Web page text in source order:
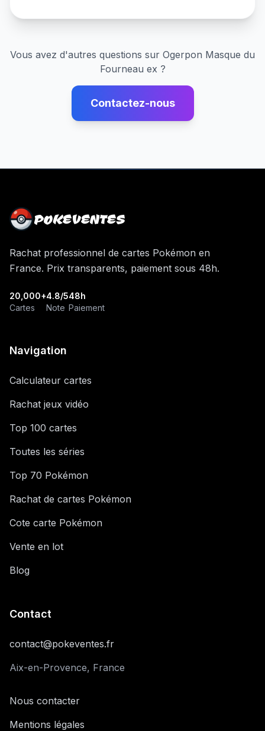
Vous avez d'autres questions sur Ogerpon Masque du
Fourneau ex?
Contactez-nous
POKEVENTES
Rachat professionnel de cartes Pokémon en
France. Prix transparents, paiement sous 48h.
20,000+
Cartes
4.8/5
Note
48h
Paiement
Navigation
Calculateur cartes
Rachat jeux vidéo
Top 100 cartes
Toutes les séries
Top 70 Pokémon
Rachat de cartes Pokémon
Cote carte Pokémon
Vente en lot
Blog
Contact
contact@pokeventes.fr
Aix-en-Provence, France
Nous contacter
Mentions légales